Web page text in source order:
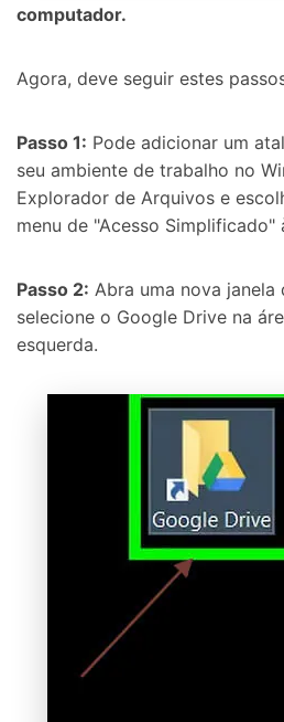
computador.
Agora, deve seguir estes
Passo 1: Pode adicionar um
seu ambiente de trabalho no
Explorador de Arquivos e
menu de "Acesso Simplificado"
Passo 2: Abra uma nova
selecione o Google Drive na
esquerda.